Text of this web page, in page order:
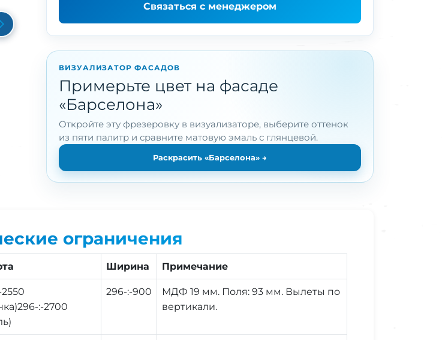
Next
Связаться с менеджером
ВИЗУАЛИЗАТОР ФАСАДОВ
Примерьте цвет на фасаде
«Барселона»
Откройте эту фрезеровку в визуализаторе, выберите оттенок
из пяти палитр и сравните матовую эмаль с глянцевой.
Раскрасить «Барселона» →
ограничения
Ширина Примечание
:-2700
296-:-900
МДФ 19 мм. Поля: 93 мм. Вылеты по
вертикали.